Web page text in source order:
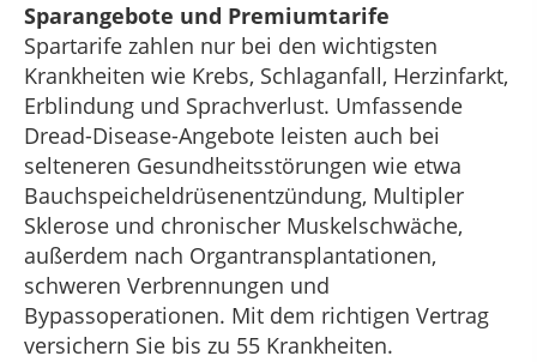
Sparangebote und Premiumtarife
Spartarife zahlen nur bei den wichtigsten
Krankheiten wie Krebs, Schlaganfall, Herzinfarkt,
Erblindung und Sprachverlust. Umfassende
Dread-Disease-Angebote leisten auch bei
selteneren Gesundheitsstörungen wie etwa
Bauchspeicheldrüsenentzündung, Multipler
Sklerose und chronischer Muskelschwäche,
außerdem nach Organtransplantationen,
schweren Verbrennungen und
Bypassoperationen. Mit dem richtigen Vertrag
versichern Sie bis zu 55 Krankheiten.